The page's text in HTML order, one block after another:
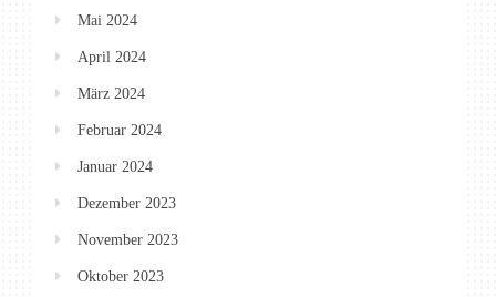
Mai 2024
April 2024
März 2024
Februar 2024
Januar 2024
Dezember 2023
November 2023
Oktober 2023